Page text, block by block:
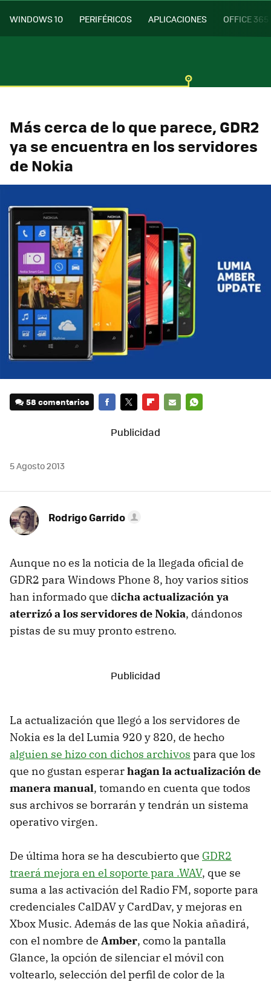
WINDOWS 10 PERIFÉRICOS APLICACIONES OFFICE 365
Más cerca de lo que parece, GDR2
ya se encuentra en los servidores
de Nokia
58 comentarios
5 Agosto 2013
Rodrigo Garrido
Aunque no es la noticia de la llegada oficial de
GDR2 para Windows Phone 8, hoy varios sitios
han informado que dicha actualización ya
aterrizó a los servidores de Nokia, dándonos
pistas de su muy pronto estreno.
La actualización que llegó a los servidores de
Nokia es la del Lumia 920 y 820, de hecho
alguien se hizo con dichos archivos para que los
que no gustan esperarhagan la actualización de
manera manual, tomando en cuenta que todos
sus archivos se borrarán y tendrán un sistema
operativo virgen.
De última hora se ha descubierto que GDR2
traerá mejora en el soporte para .WAV, que se
suma a las activación del Radio FM, soporte para
credenciales CalDAV y CardDav, y mejoras en
Xbox Music. Además de las que Nokia añadirá,
con el nombre de Amber, como la pantalla
Glance, la opción de silenciar el móvil con
voltearlo, selección del perfil de color de la